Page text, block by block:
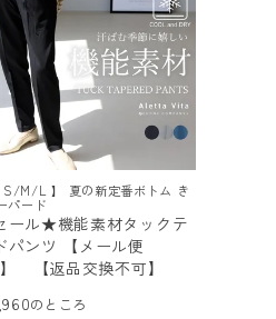
S/M/L 】 夏の新定番ボトム き
パード
ール★機能素材タックテ
パンツ 【メール便
【返品交換不可】
のところ